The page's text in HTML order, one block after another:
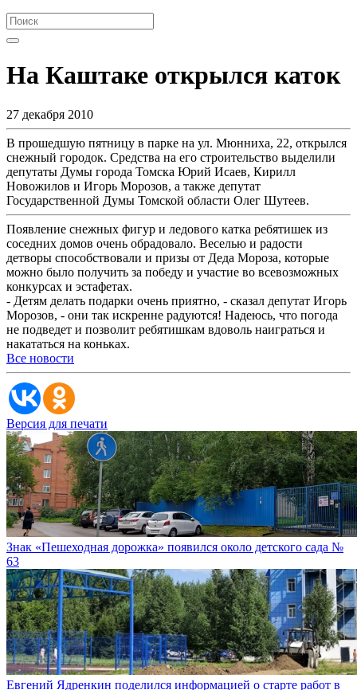
На Каштаке открылся каток
27 декабря 2010
В прошедшую пятницу в парке на ул. Мюнниха, 22, открылся
снежный городок. Средства на его строительство выделили
депутаты Думы города Томска Юрий Исаев, Кирилл
Новожилов и Игорь Морозов, а также депутат
Государственной Думы Томской области Олег Шутеев.
Появление снежных фигур и ледового катка ребятишек из
соседних домов очень обрадовало. Веселью и радости
детворы способствовали и призы от Деда Мороза, которые
можно было получить за победу и участие во всевозможных
конкурсах и эстафетах.
- Детям делать подарки очень приятно, - сказал депутат Игорь
Морозов, - они так искренне радуются! Надеюсь, что погода
не подведет и позволит ребятишкам вдоволь наиграться и
накататься на коньках.
Все новости
Версия для печати
Знак «Пешеходная дорожка» появился около детского сада №
63
Евгений Ядренкин поделился информацией о старте работ в